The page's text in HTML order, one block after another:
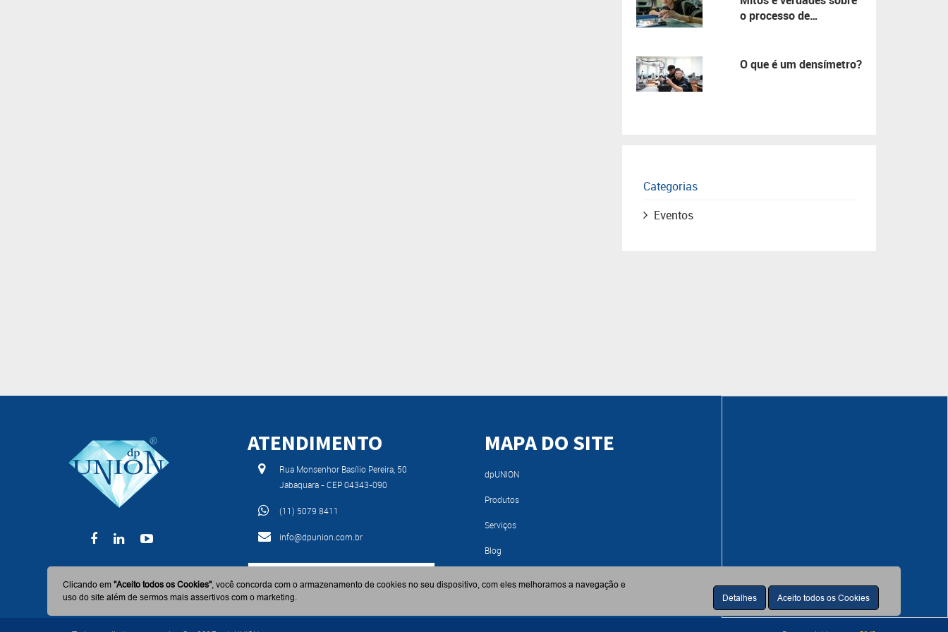
o processo de
O que é um densímetro?
Categorias
Eventos
ATENDIMENTO
Rua Monsenhor Basílio Pereira, 50
Jabaquara - CEP 04343-090
(11) 5079 8411
info@dpunion.com.br
BAIXE AGORA NOSSO CATÁLOGO
MAPA DO SITE
dpUNION
Produtos
Serviços
Blog
Clicando em"Aceito todos os Cookies", você concorda com o armazenamento de cookies no seu dispositivo, com eles melhoramos a navegação e
uso do site além de sermos mais assertivos com o marketing.
Detalhes Aceito todos os Cookies